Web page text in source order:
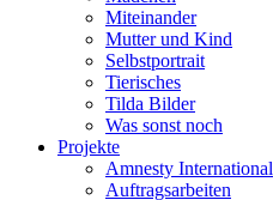
Miteinander
Mutter und Kind
Selbstportrait
Tierisches
Tilda Bilder
Was sonst noch
Projekte
Amnesty International
Auftragsarbeiten